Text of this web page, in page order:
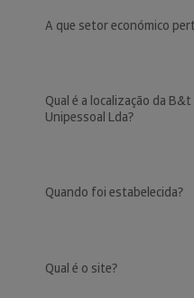
A que setor económico
Qual é a localização da
Unipessoal Lda?
Quando foi estabelecida?
Qual é o site?